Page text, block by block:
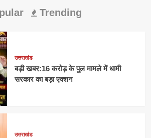
Trending
उत्तराखंड
बड़ी खबर:16 करोड़ के पुल मामले में धामी
सरकार का बड़ा एक्शन
उत्तराखंड